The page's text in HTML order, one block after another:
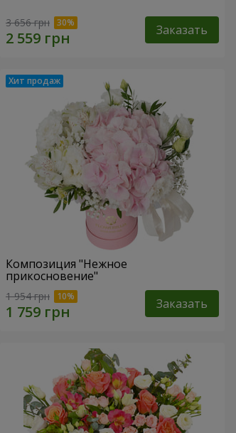
3 656 грн Заказать
Композиция "Нежное
прикосновение"
1 954 грн Заказать